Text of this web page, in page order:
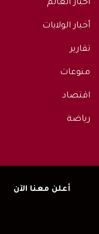
أخبار العالم
أخبار الولايات
تقارير
منوعات
اقتصاد
رياضة
أعلن معنا الآن